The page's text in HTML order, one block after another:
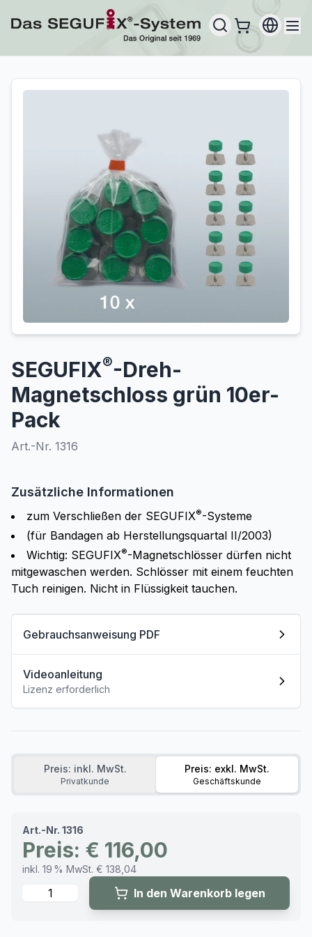
SEGUFIX®-Dreh-
Magnetschloss grün 10er-
Pack
Art.-Nr. 1316
Zusätzliche Informationen
zum Verschließen der SEGUFIX®-Systeme
(für Bandagen ab Herstellungsquartal II/2003)
Wichtig: SEGUFIX®-Magnetschlösser dürfen nicht
mitgewaschen werden. Schlösser mit einem feuchten
Tuch reinigen. Nicht in Flüssigkeit tauchen.
Gebrauchsanweisung PDF
Videoanleitung
Lizenz erforderlich
Preis: inkl. MwSt.
Privatkunde
Preis: exkl. MwSt.
Geschäftskunde
Art.-Nr. 1316
Preis: € 116,00
inkl. 19 % MwSt. € 138,04
Menge In den Warenkorb legen